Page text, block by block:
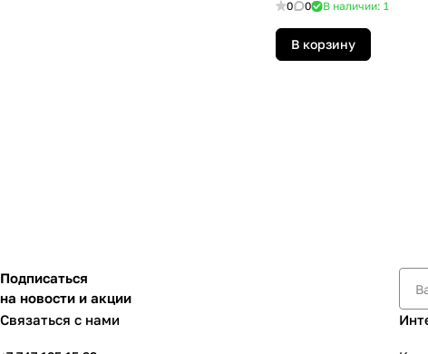
0 0 В наличии: 1
В корзину
Подписаться
на новости и акции
Связаться с нами